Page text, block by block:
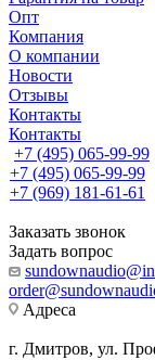
Опт
Компания
О компании
Новости
Отзывы
Контакты
Контакты
+7 (495) 065-99-99
+7 (495) 065-99-99
+7 (969) 181-61-61
Заказать звонок
Задать вопрос
Адреса
г. Дмитров, ул.